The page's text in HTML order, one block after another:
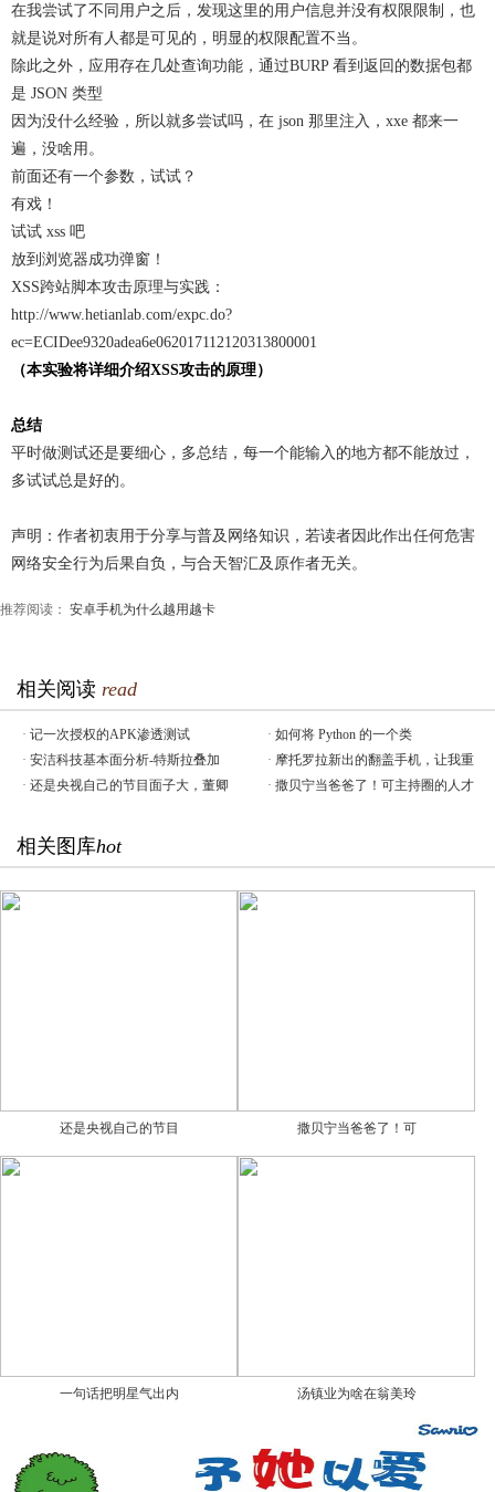
在我尝试了不同用户之后，发现这里的用户信息并没有权限限制，也
就是说对所有人都是可见的，明显的权限配置不当。
除此之外，应用存在几处查询功能，通过BURP 看到返回的数据包都
是 JSON 类型
因为没什么经验，所以就多尝试吗，在 json 那里注入，xxe 都来一
遍，没啥用。
前面还有一个参数，试试？
有戏！
试试 xss 吧
放到浏览器成功弹窗！
XSS跨站脚本攻击原理与实践：
http://www.hetianlab.com/expc.do?
ec=ECIDee9320adea6e062017112120313800001
（本实验将详细介绍XSS攻击的原理）
总结
平时做测试还是要细心，多总结，每一个能输入的地方都不能放过，
多试试总是好的。
声明：作者初衷用于分享与普及网络知识，若读者因此作出任何危害
网络安全行为后果自负，与合天智汇及原作者无关。
推荐阅读： 安卓手机为什么越用越卡
相关阅读 read
· 记一次授权的APK渗透测试 · 如何将 Python 的一个类
· 安洁科技基本面分析-特斯拉叠加 · 摩托罗拉新出的翻盖手机，让我重
· 还是央视自己的节目面子大，董卿 · 撒贝宁当爸爸了！可主持圈的人才
相关图库hot
还是央视自己的节目 撒贝宁当爸爸了！可
一句话把明星气出内 汤镇业为啥在翁美玲